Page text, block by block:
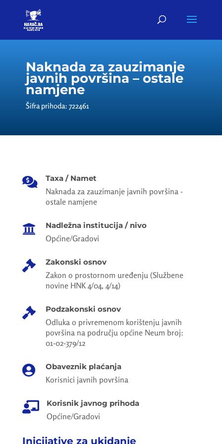
Naknada za zauzimanje
javnih površina – ostale
namjene
Šifra prihoda: 722461
 Taxa / Namet
Naknada za zauzimanje javnih površina -
ostale namjene
 Nadležna institucija / nivo
Općine/Gradovi
 Zakonski osnov
Zakon o prostornom uređenju (Službene
novine HNK 4/04, 4/14)
 Podzakonski osnov
Odluka o privremenom korištenju javnih
površina na području općine Neum broj:
01-02-379/12
 Obaveznik plaćanja
Korisnici javnih površina
 Korisnik javnog prihoda
Općine/Gradovi
Inicijative za ukidanje